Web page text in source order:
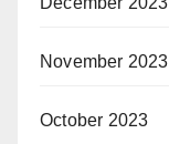
November 2023
October 2023